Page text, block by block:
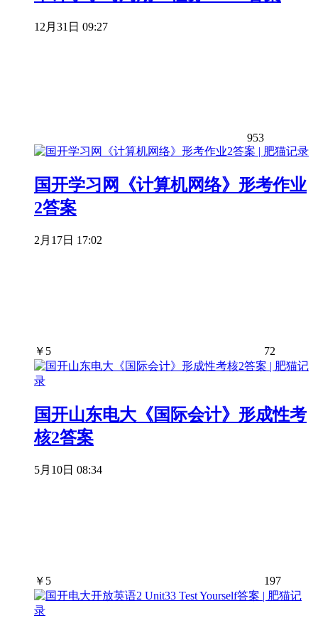
12月31日 09:27
953
国开学习网《计算机网络》形考作业
2答案
2月17日 17:02
￥ 5 72
国开山东电大《国际会计》形成性考
核2答案
5月10日 08:34
￥ 5 197